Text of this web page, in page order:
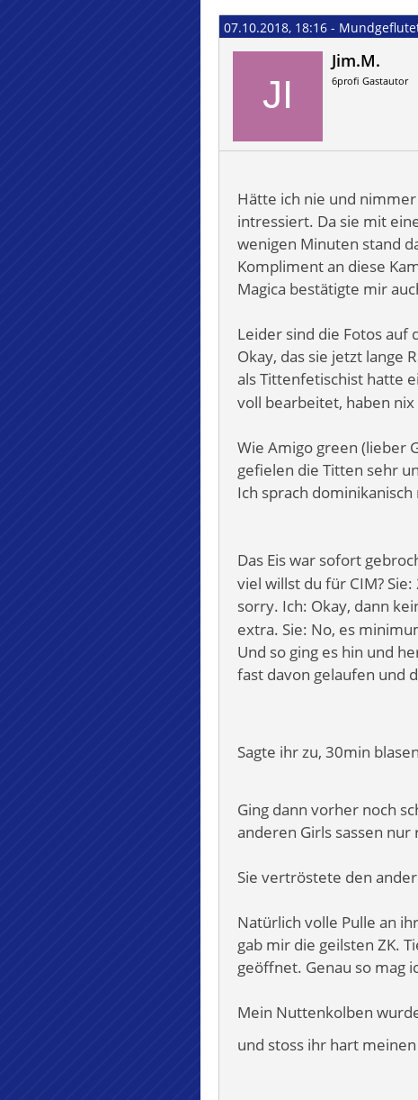
07.10.2018, 18:16 -
Jim.M.
6profi Gastautor
Hätte ich nie und
intressiert. Da sie mit
wenigen Minuten stand
Kompliment an diese
Magica bestätigte mir
Leider sind die Fotos auf
Okay, das sie jetzt lange
als Tittenfetischist hatte
voll bearbeitet, haben
Wie Amigo green (lieber
gefielen die Titten sehr
Ich sprach
Das Eis war sofort
viel willst du für CIM? Sie:
sorry. Ich: Okay, dann
extra. Sie: No, es
Und so ging es hin und
fast davon gelaufen und
Sagte ihr zu, 30min
Ging dann vorher noch
anderen Girls sassen
Sie vertröstete den
Natürlich volle Pulle an
gab mir die geilsten ZK.
geöffnet. Genau so mag
Mein Nuttenkolben
und stoss ihr hart